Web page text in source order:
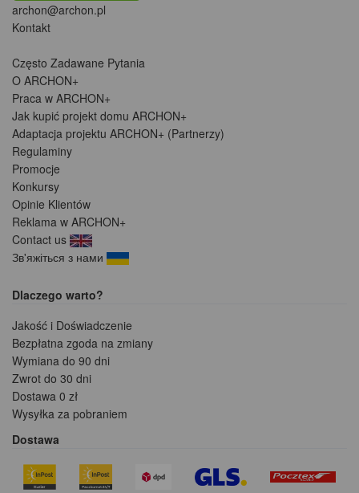
archon@archon.pl
Kontakt
Często Zadawane Pytania
O ARCHON+
Praca w ARCHON+
Jak kupić projekt domu ARCHON+
Adaptacja projektu ARCHON+ (Partnerzy)
Regulaminy
Promocje
Konkursy
Opinie Klientów
Reklama w ARCHON+
Contact us
Зв'яжіться з нами
Dlaczego warto?
Jakość i Doświadczenie
Bezpłatna zgoda na zmiany
Wymiana do 90 dni
Zwrot do 30 dni
Dostawa 0 zł
Wysyłka za pobraniem
Dostawa